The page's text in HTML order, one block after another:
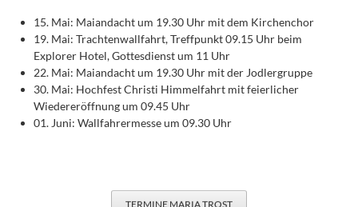
15. Mai: Maiandacht um 19.30 Uhr mit dem Kirchenchor
19. Mai: Trachtenwallfahrt, Treffpunkt 09.15 Uhr beim
Explorer Hotel, Gottesdienst um 11 Uhr
22. Mai: Maiandacht um 19.30 Uhr mit der Jodlergruppe
30. Mai: Hochfest Christi Himmelfahrt mit feierlicher
Wiedereröffnung um 09.45 Uhr
01. Juni: Wallfahrermesse um 09.30 Uhr
TERMINE MARIA TROST